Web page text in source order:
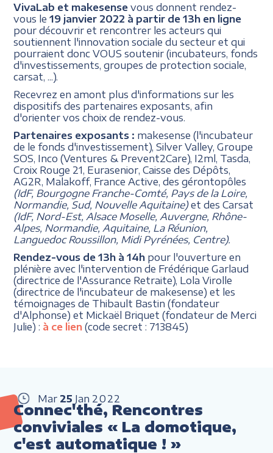
VivaLab et makesense vous donnent rendez-
vous le19 janvier 2022 à partir de 13h en ligne
pour découvrir et rencontrer les acteurs qui
soutiennent l'innovation sociale du secteur et qui
pourraient donc VOUS soutenir (incubateurs, fonds
d'investissements, groupes de protection sociale,
carsat, ...).
Recevrez en amont plus d'informations sur les
dispositifs des partenaires exposants, afin
d'orienter vos choix de rendez-vous.
Partenaires exposants : makesense (l'incubateur
de le fonds d'investissement), Silver Valley, Groupe
SOS, Inco (Ventures & Prevent2Care), I2ml, Tasda,
Croix Rouge 21, Eurasenior, Caisse des Dépôts,
AG2R, Malakoff, France Active, des gérontopôles
(IdF, Bourgogne Franche-Comté, Pays de la Loire,
Normandie, Sud, Nouvelle Aquitaine)et des Carsat
(IdF, Nord-Est, Alsace Moselle, Auvergne, Rhône-
Alpes, Normandie, Aquitaine, La Réunion,
Languedoc Roussillon, Midi Pyrénées, Centre).
Rendez-vous de 13h à 14h pour l'ouverture en
plénière avec l'intervention de Frédérique Garlaud
(directrice de l'Assurance Retraite), Lola Virolle
(directrice de l'incubateur de makesense) et les
témoignages de Thibault Bastin (fondateur
d'Alphonse) et Mickaël Briquet (fondateur de Merci
Julie) : à ce lien (code secret : 713845)
Mar 25 Jan 2022
Connec'thé, Rencontres
conviviales « La domotique,
c'est automatique ! »